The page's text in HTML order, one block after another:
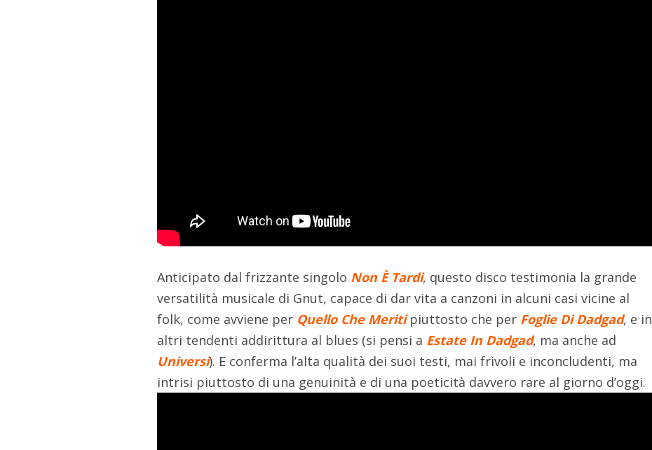
Anticipato dal frizzante singolo Non È Tardi, questo disco testimonia la grande
versatilità musicale di Gnut, capace di dar vita a canzoni in alcuni casi vicine al
folk, come avviene per Quello Che Meritipiuttosto che per Foglie Di Dadgad, e in
altri tendenti addirittura al blues (si pensi a Estate In Dadgad, ma anche ad
Universi). E conferma l’alta qualità dei suoi testi, mai frivoli e inconcludenti, ma
intrisi piuttosto di una genuinità e di una poeticità davvero rare al giorno d’oggi.